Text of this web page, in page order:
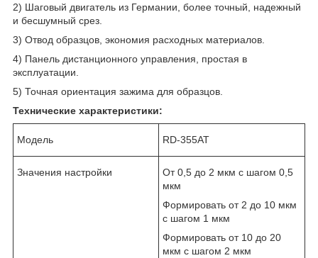
2) Шаговый двигатель из Германии, более точный, надежный
и бесшумный срез.
3) Отвод образцов, экономия расходных материалов.
4) Панель дистанционного управления, простая в
эксплуатации.
5) Точная ориентация зажима для образцов.
Технические характеристики:
Модель RD-355AT
Значения настройки
От 0,5 до 2 мкм с шагом 0,5
мкм
Формировать от 2 до 10 мкм
с шагом 1 мкм
Формировать от 10 до 20
мкм с шагом 2 мкм